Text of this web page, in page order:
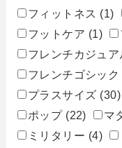
フィットネス (1)
フットケア (1)
フレンチカジュア
フレンチゴシック
プラスサイズ (30)
ポップ (22) マ
ミリタリー (4)